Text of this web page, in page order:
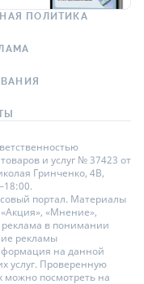
ПОЛИТИКА
и услуг № 37423 от
Гринченко, 4В,
портал. Материалы
«Мнение»,
реклама в понимании
рекламы
на данной
услуг. Проверенную
можно посмотреть на